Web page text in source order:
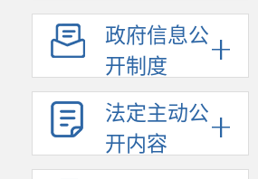
政府信息公
开制度
法定主动公
开内容